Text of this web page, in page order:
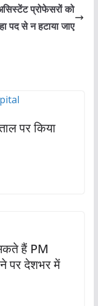
प्रोफेसरों को
पद से न हटाया जाए
पर किया
हैं PM
पर देशभर में